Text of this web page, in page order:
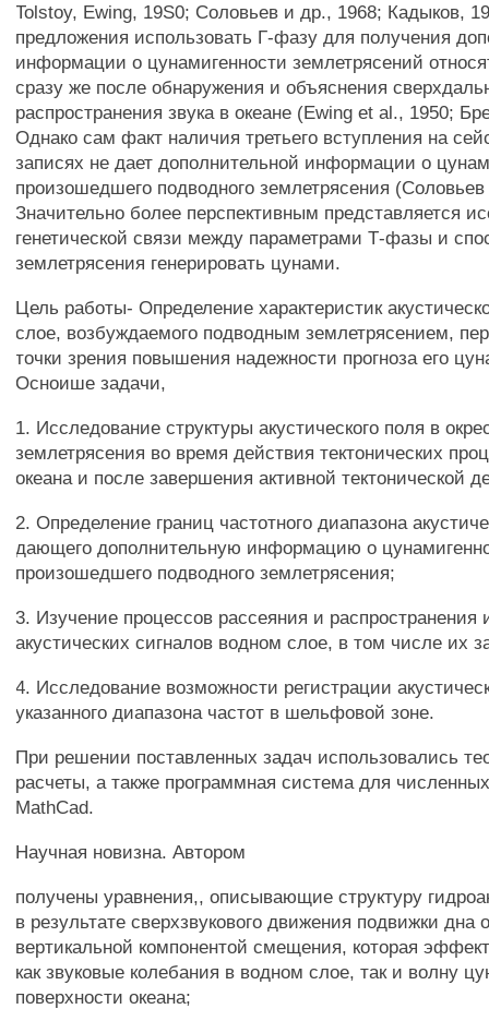
Tolstoy, Ewing, 19S0; Соловьев и др., 1968; Кадыков,
предложения использовать Г-фазу для получения
информации о цунамигенности землетрясений
сразу же после обнаружения и объяснения
распространения звука в океане (Ewing et al., 1950;
Однако сам факт наличия третьего вступления на
записях не дает дополнительной информации о
произошедшего подводного землетрясения
Значительно более перспективным представляется
генетической связи между параметрами Т-фазы и
землетрясения генерировать цунами.
Цель работы- Определение характеристик
слое, возбуждаемого подводным землетрясением,
точки зрения повышения надежности прогноза его
Осноише задачи,
1. Исследование структуры акустического поля в
землетрясения во время действия тектонических
океана и после завершения активной тектонической
2. Определение границ частотного диапазона
дающего дополнительную информацию о
произошедшего подводного землетрясения;
3. Изучение процессов рассеяния и распространения
акустических сигналов водном слое, в том числе их
4. Исследование возможности регистрации
указанного диапазона частот в шельфовой зоне.
При решении поставленных задач использовались
расчеты, а также программная система для
MathCad.
Научная новизна. Автором
получены уравнения,, описывающие структуру
в результате сверхзвукового движения подвижки дна
вертикальной компонентой смещения, которая
как звуковые колебания в водном слое, так и волну
поверхности океана;